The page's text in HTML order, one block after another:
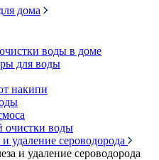
дома
воды в доме
для воды
накипи
очистки воды
удаление сероводорода
и удаление сероводорода